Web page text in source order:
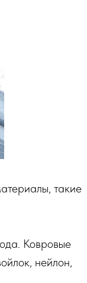
такие
Ковровые
нейлон,